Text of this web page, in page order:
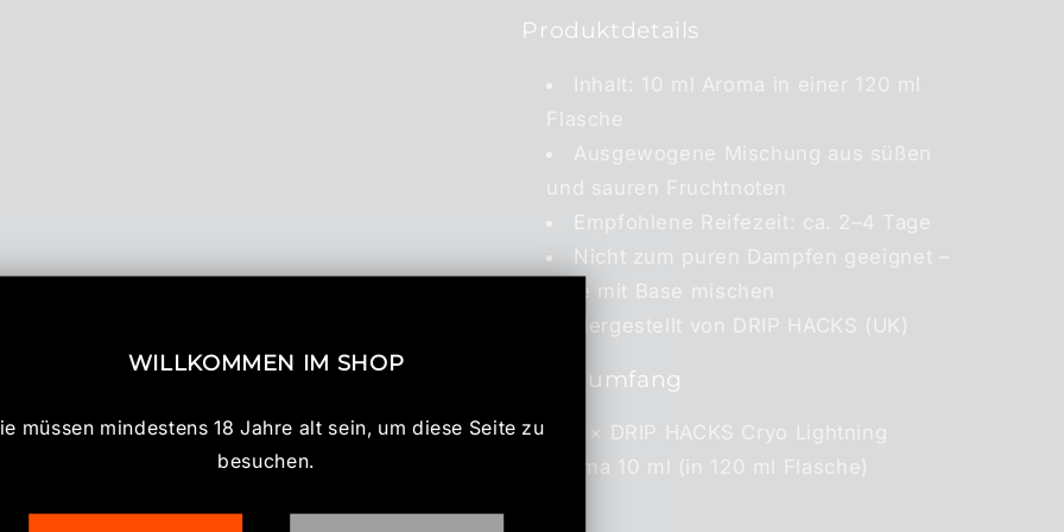
Produktdetails
Inhalt: 10 ml Aroma in einer 120 ml
Flasche
Ausgewogene Mischung aus süßen
und sauren Fruchtnoten
Empfohlene Reifezeit: ca. 2–4 Tage
Nicht zum puren Dampfen geeignet –
bitte mit Base mischen
Hergestellt von DRIP HACKS (UK)
Lieferumfang
1 × DRIP HACKS Cryo Lightning
Aroma 10 ml (in 120 ml Flasche)
WILLKOMMEN IM SHOP
müssen mindestens 18 Jahre alt sein, um diese Seite zu
besuchen.